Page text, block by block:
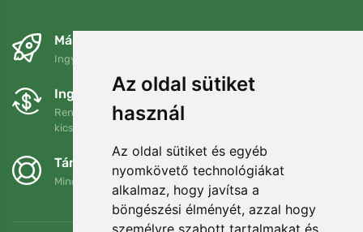
Az oldal sütiket
használ
Az oldal sütiket és egyéb
nyomkövető technológiákat
alkalmaz, hogy javítsa a
böngészési élményét, azzal hogy
személyre szabott tartalmakat és
Másnapra és ingyenesen
Ingyenes szállítás a következő összeg felett: 80 EUR
Ingyenes csere és visszaküldés
Rendelését 90 napon belül bármikor visszaküldheti vagy
kicserélheti.
Támogatjuk a Trees.org-ot
Minden megrendelésért ültetünk egy fát! Bővebben